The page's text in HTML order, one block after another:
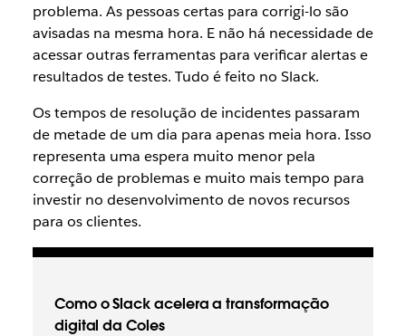
problema. As pessoas certas para corrigi-lo são
avisadas na mesma hora. E não há necessidade de
acessar outras ferramentas para verificar alertas e
resultados de testes. Tudo é feito no Slack.
Os tempos de resolução de incidentes passaram
de metade de um dia para apenas meia hora. Isso
representa uma espera muito menor pela
correção de problemas e muito mais tempo para
investir no desenvolvimento de novos recursos
para os clientes.
Como o Slack acelera a transformação
digital da Coles